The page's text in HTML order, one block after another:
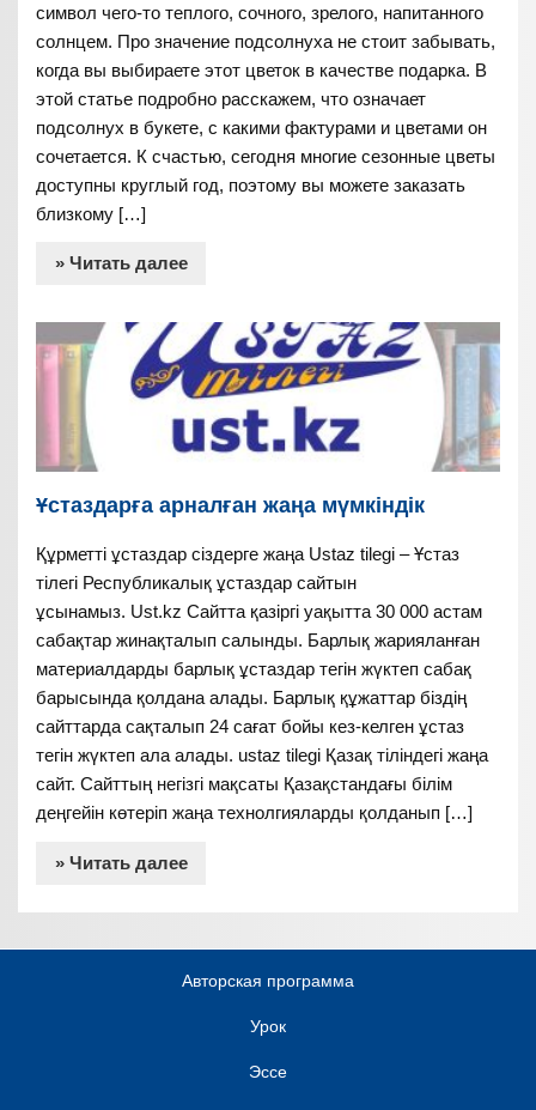
символ чего-то теплого, сочного, зрелого, напитанного
солнцем. Про значение подсолнуха не стоит забывать,
когда вы выбираете этот цветок в качестве подарка. В
этой статье подробно расскажем, что означает
подсолнух в букете, с какими фактурами и цветами он
сочетается. К счастью, сегодня многие сезонные цветы
доступны круглый год, поэтому вы можете заказать
близкому […]
» Читать далее
Ұстаздарға арналған жаңа мүмкіндік
Құрметті ұстаздар сіздерге жаңа Ustaz tilegi – Ұстаз
тілегі Республикалық ұстаздар сайтын
ұсынамыз. Ust.kz Сайтта қазіргі уақытта 30 000 астам
сабақтар жинақталып салынды. Барлық жарияланған
материалдарды барлық ұстаздар тегін жүктеп сабақ
барысында қолдана алады. Барлық құжаттар біздің
сайттарда сақталып 24 сағат бойы кез-келген ұстаз
тегін жүктеп ала алады. ustaz tilegi Қазақ тіліндегі жаңа
сайт. Сайттың негізгі мақсаты Қазақстандағы білім
деңгейін көтеріп жаңа технолгияларды қолданып […]
» Читать далее
Авторская программа
Урок
Эссе